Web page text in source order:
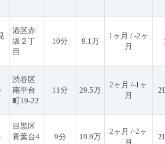
港区赤
坂２丁
目
10分 9.1万
1ヶ月 / -2ヶ
月
渋谷区
南平台
町19-22
11分 29.5万
2ヶ月 /-1ヶ
月
目黒区
青葉台4
9分 19.9万
2ヶ月 /-2ヶ
月